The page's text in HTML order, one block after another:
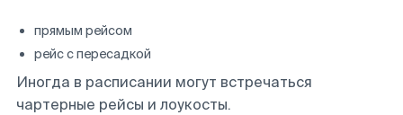
прямым рейсом
рейс с пересадкой
Иногда в расписании могут встречаться
чартерные рейсы и лоукосты.